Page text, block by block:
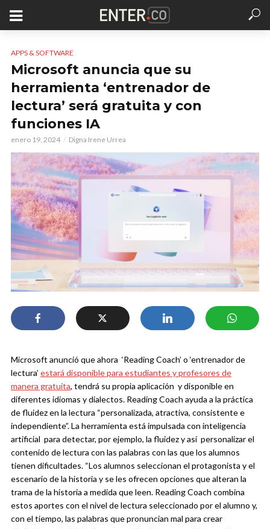
APPS & SOFTWARE
Microsoft anuncia que su
herramienta ‘entrenador de
lectura’ será gratuita y con
funciones IA
enero 19, 2024 Digna Irene Urrea
Microsoft anunció que ahora ‘Reading Coach’ o ‘entrenador de
lectura’ estará disponible para estudiantes y profesores de
manera gratuita, tendrá su propia aplicación y disponible en
diferentes idiomas y dialectos. Reading Coach ayuda a la práctica
de fluidez en la lectura “personalizada, atractiva, consistente e
independiente”. La herramienta está impulsada con inteligencia
artificial para detectar, por ejemplo, la fluidez y así personalizar el
contenido de lectura con las palabras con las que los alumnos
tienen dificultades. “Los alumnos seleccionan el protagonista y el
escenario de la historia y se les ofrecen opciones que alteran la
trama de la historia a medida que leen. Reading Coach combina
estos aportes con el nivel de lectura seleccionado por el alumno y,
con el tiempo, las palabras que pronuncian mal para crear